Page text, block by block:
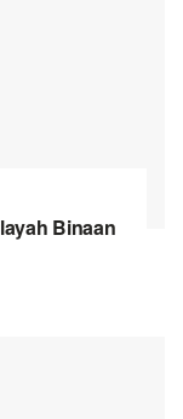
Binaan